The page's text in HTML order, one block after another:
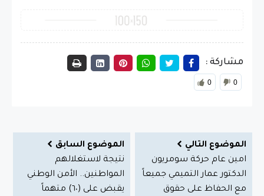
مشاركة :
0 0
الموضوع التالي
امين عام حركة سومريون
الدكتور عمار التميمي جميعاً
مع الحفاظ على حقوق
الموضوع السابق
نتيجة لاستغلالهم
المواطنين.. الأمن الوطني
يقبض على (٦٠) متهماً